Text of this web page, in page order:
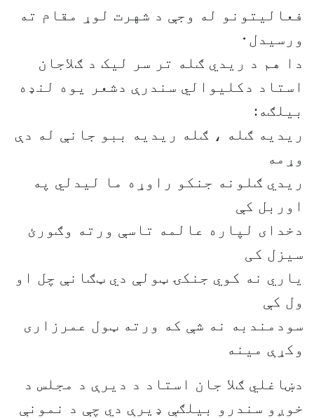
فعالیتونو له وجې د شهرت لوړ مقام ته
ورسیدل۰
دا هم د ریدي ګله تر سر لیک د ګلاجان
استاد دکلیوالي سندرې دشعر یوه لنډه
بیلګه:
ریدیه ګله ، ګله ریدیه ببو جانې له دې
وړمه
ریدي ګلونه جنکو راوړه ما لیدلي په
اوربل کې
دخدای لپاره عالمه تاسې ورته وګورئ
سیزل کی
یاري نه کوي جنکۍ ټولې دي ټګانې چل او
ول کې
سودمندبه نه شې که ورته ټول عمرزاری
وکړې مینه
دښاغلي ګلا جان استاد د دیرې د مجلس د
خوږو سندرو بیلګې ډیرې دي چې د نمونې